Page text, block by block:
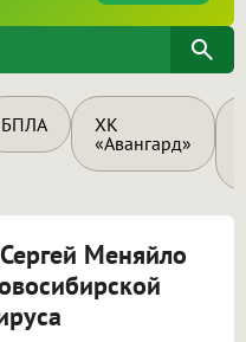
БПЛА
ХК
«Авангард»
Меняйло